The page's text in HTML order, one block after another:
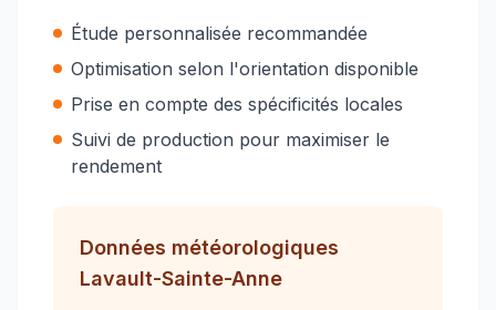
Étude personnalisée recommandée
Optimisation selon l'orientation disponible
Prise en compte des spécificités locales
Suivi de production pour maximiser le
rendement
Données météorologiques
Lavault-Sainte-Anne